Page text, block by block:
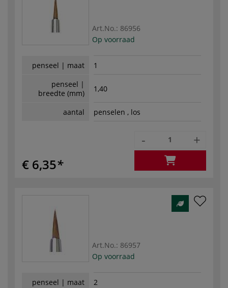
Art.No.: 86956
Op voorraad
penseel | maat
1
penseel |
breedte (mm)
1,40
aantal penselen , los
€ 6,35
- +
Art.No.: 86957
Op voorraad
penseel | maat
2